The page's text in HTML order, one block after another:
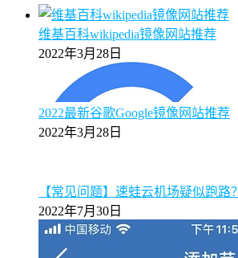
维基百科wikipedia镜像网站推荐
2022年3月28日
2022最新谷歌Google镜像网站推荐
2022年3月28日
【常见问题】速蛙云机场疑似跑路？
2022年7月30日